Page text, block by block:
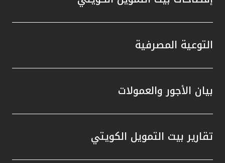
التوعية المصرفية
بيان الأجور والعمولات
تقارير بيت التمويل الكويتي